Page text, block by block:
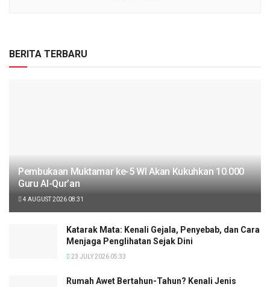
BERITA TERBARU
Pembukaan Muktamar ke-5 WI Akan Kukuhkan 10.000
Guru Al-Qur’an
4 AUGUST 2026 08:31
Katarak Mata: Kenali Gejala, Penyebab, dan Cara
Menjaga Penglihatan Sejak Dini
23 JULY 2026 05:33
Rumah Awet Bertahun-Tahun? Kenali Jenis